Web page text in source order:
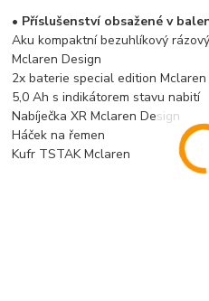
• Příslušenství obsažené v
Aku kompaktní bezuhlíkový
Mclaren Design
2x baterie special edition
5,0 Ah s indikátorem stavu nabití
Nabíječka XR Mclaren Design
Háček na řemen
Kufr TSTAK Mclaren